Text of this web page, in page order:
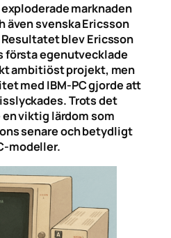
marknaden
även svenska Ericsson
blev Ericsson
första egenutvecklade
ambitiöst projekt, men
med IBM-PC gjorde att
Trots det
viktig lärdom som
senare och betydligt
modeller.